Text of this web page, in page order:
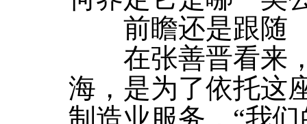
前瞻还是跟随
在张善晋看来，
海，是为了依托这